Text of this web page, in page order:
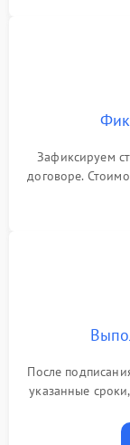
Зафиксируем
договоре.
После
указанные